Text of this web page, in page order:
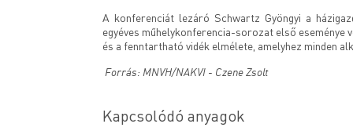
A konferenciát lezáró Schwartz Gyöngyi a
egyéves műhelykonferencia-sorozat első
és a fenntartható vidék elmélete, amelyhez minden
Forrás: MNVH/NAKVI - Czene Zsolt
Kapcsolódó anyagok